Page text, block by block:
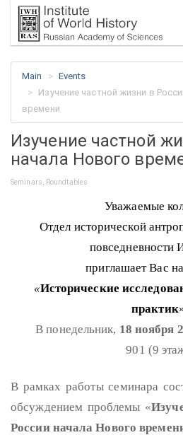
Main
Events
Изучение частной жизни в
времени
Изучение частной
начала Нового
Seminars, Roundtables
Уважаемые
Отдел исторической
приглашает Вас
«Исторические
практик
В понедельник, 18 ноября
901 (9
В рамках работы семинара
обсуждением проблемы «
России начала Нового